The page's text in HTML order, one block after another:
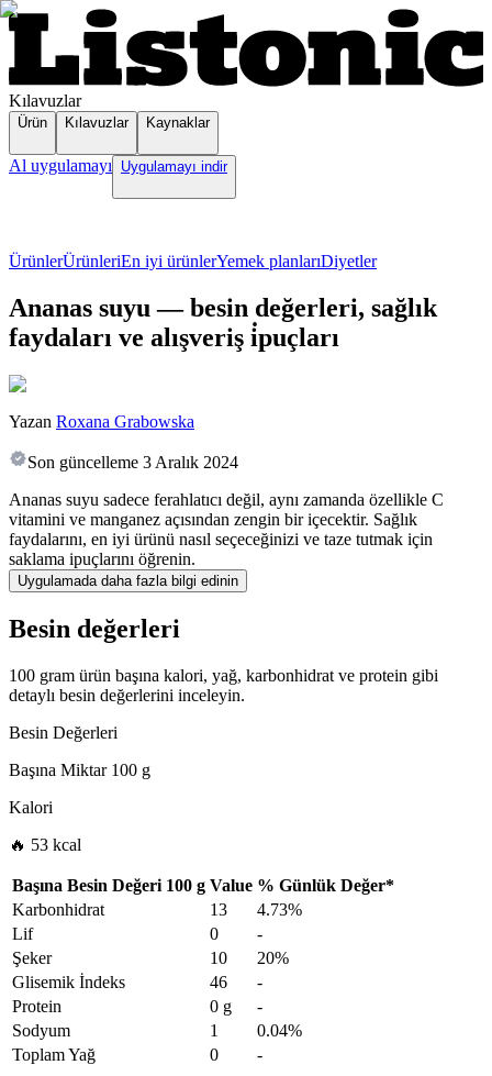
Kılavuzlar
Ürün Kılavuzlar Kaynaklar
Al uygulamayı Uygulamayı indir
ÜrünlerÜrünleriEn iyi ürünlerYemek planlarıDiyetler
Ananas suyu — besin değerleri, sağlık
faydaları ve alışveriş i̇puçları
Yazan Roxana Grabowska
Son güncelleme 3 Aralık 2024
Ananas suyu sadece ferahlatıcı değil, aynı zamanda özellikle C
vitamini ve manganez açısından zengin bir içecektir. Sağlık
faydalarını, en iyi ürünü nasıl seçeceğinizi ve taze tutmak için
saklama ipuçlarını öğrenin.
Uygulamada daha fazla bilgi edinin
Besin değerleri
100 gram ürün başına kalori, yağ, karbonhidrat ve protein gibi
detaylı besin değerlerini inceleyin.
Besin Değerleri
Başına Miktar100 g
Kalori
🔥 53 kcal
Başına Besin Değeri 100 g Value % Günlük Değer*
Karbonhidrat
13
4.73%
Lif
0
-
Şeker
10
20%
Glisemik İndeks
46
-
Protein
0 g
-
Sodyum
1
0.04%
Toplam Yağ
0 -